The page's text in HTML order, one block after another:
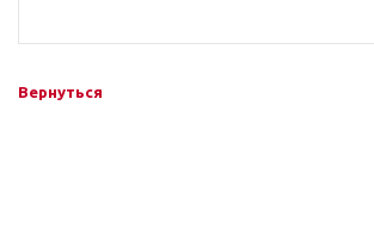
Вернуться